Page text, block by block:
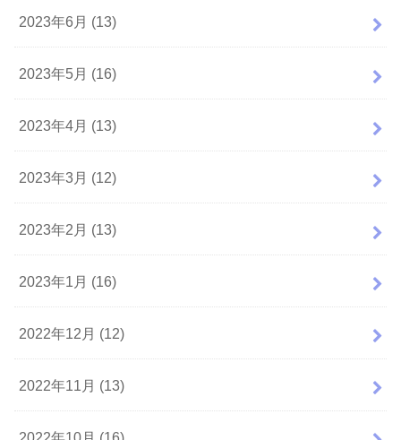
2023年6月 (13)
2023年5月 (16)
2023年4月 (13)
2023年3月 (12)
2023年2月 (13)
2023年1月 (16)
2022年12月 (12)
2022年11月 (13)